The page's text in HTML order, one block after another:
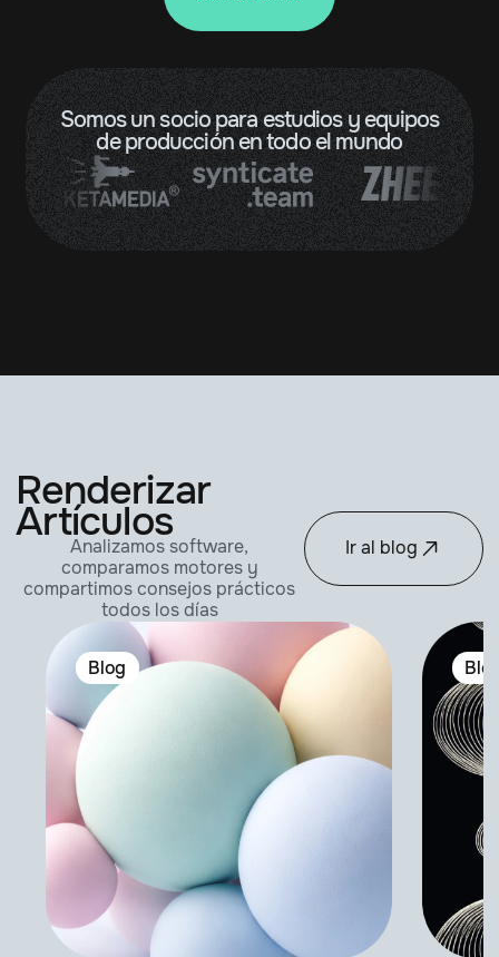
Somos un socio para estudios y equipos
de producción en todo el mundo
Renderizar
Artículos
Analizamos software,
comparamos motores y
compartimos consejos prácticos
todos los días
Ir al blog
Blog